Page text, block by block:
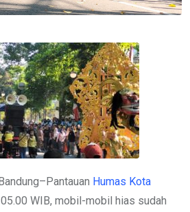
Humas Kota
WIB, mobil-mobil hias sudah